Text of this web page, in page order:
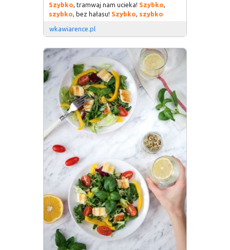
Szybko, tramwaj nam ucieka! Szybko,
szybko, bez hałasu! Szybko, szybko
wkawiarence.pl